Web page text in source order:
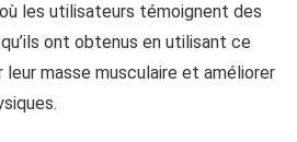
les utilisateurs témoignent des
ont obtenus en utilisant ce
masse musculaire et améliorer